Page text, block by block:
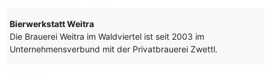
Bierwerkstatt Weitra
Die Brauerei Weitra im Waldviertel ist seit 2003 im
Unternehmensverbund mit der Privatbrauerei Zwettl.